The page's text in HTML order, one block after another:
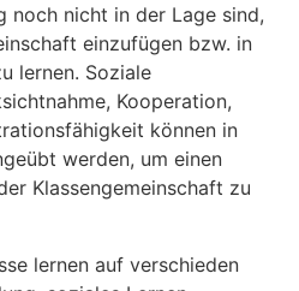
noch nicht in der Lage sind,
einzufügen bzw. in
lernen. Soziale
Kooperation,
können in
werden, um einen
Klassengemeinschaft zu
lernen auf verschieden